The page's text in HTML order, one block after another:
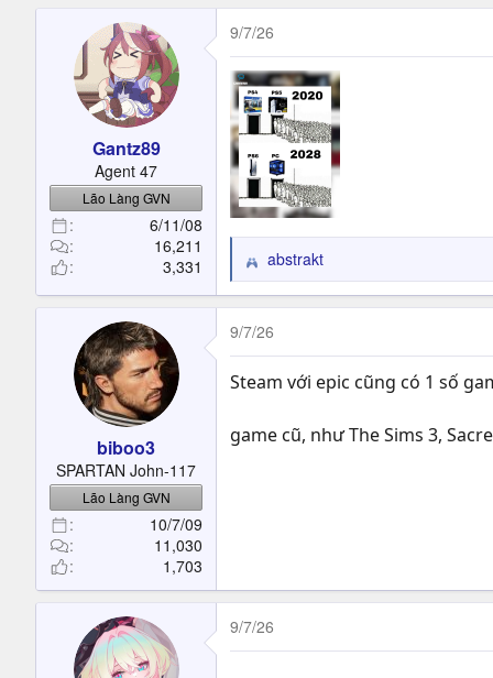
a
c
t
i
o
n
s
Gantz89
Agent 47
Lão Làng GVN
6/11/08
16,211
3,331
9/7/26
R
e
a
c
t
i
o
s
abstrakt
biboo3
SPARTAN John-117
Lão Làng GVN
10/7/09
11,030
1,703
9/7/26
Steam với epic cũng có 1 số
game cũ, như The Sims 3,
9/7/26